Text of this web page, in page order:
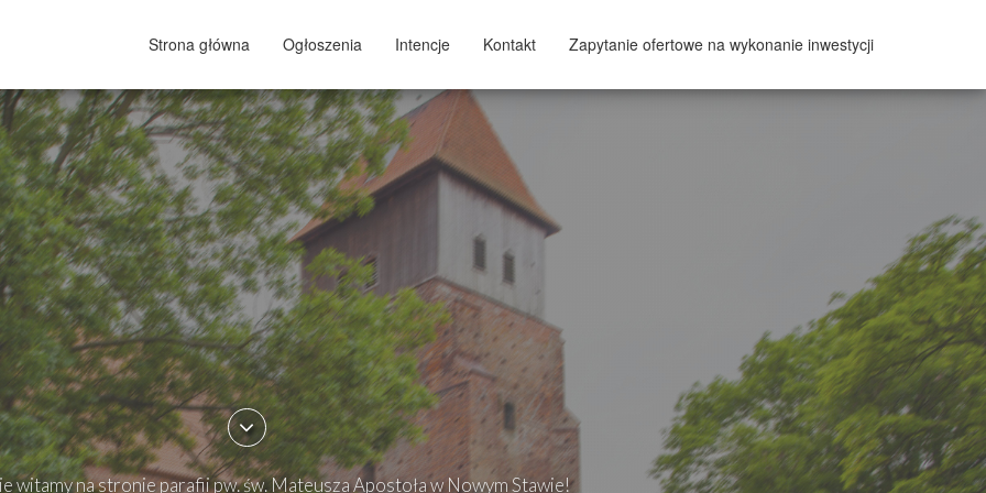
Strona główna Ogłoszenia Intencje Kontakt Zapytanie ofertowe na wykonanie inwestycji
witamy na stronie parafii pw. św. Mateusza Apostoła w Nowym Stawie!